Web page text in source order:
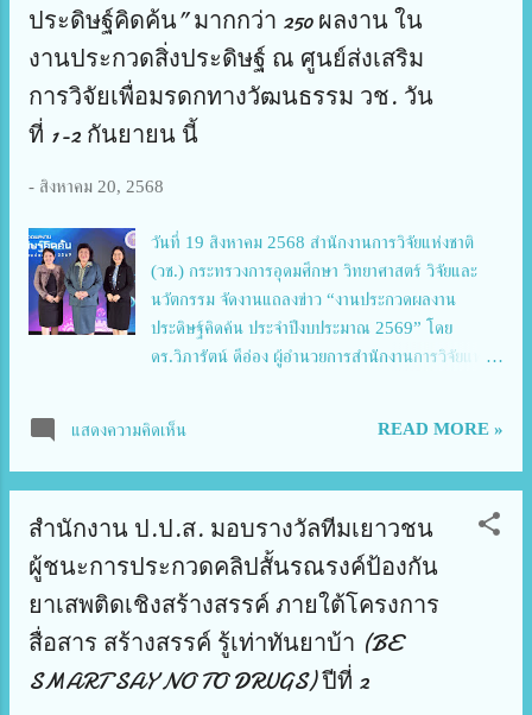
ย่านมิตรทาวน์ ฮอลล์ กรุงเทพฯ นายวรพจน์ ประสานพา
นิช ผู้ช่วยผู้อำนวยการ สำนักงานส่งเสริมวิสหากิจขนาด
กลางและขนาดย่อม (สสว) เปิดเผยว่า การจัดงาน
DSME Conference Thailand 2025 มีเป้าหมายเพื่อ
เปิดโอกาสให้ผู้ประกอบการ SME ได้ปรับตัวและเติบโต
รวดเร็วในยุคเทคโนโลยี ทั้งยังเป็นเวทีสำคัญในการเผย
ซึ่งเป็นเครื่องมือสำคัญในการเชื่อมโยงผู้ประกอบการเข้า
สู่ระบบสนับสนุนจากภาครัฐแบบครบวงจร โดยการเสริม
ศักยภาพผ่...
ประดิษฐ์คิดค้น” มากกว่า 250 ผลงาน ใน
งานประกวดสิ่งประดิษฐ์ ณ ศูนย์ส่งเสริม
การวิจัยเพื่อมรดกทางวัฒนธรรม วช. วัน
ที่ 1-2 กันยายน นี้
- สิงหาคม 20, 2568
วันที่ 19 สิงหาคม 2568 สำนักงานการวิจัยแห่งชาติ
(วช.) กระทรวงการอุดมศึกษา วิทยาศาสตร์ วิจัยและ
นวัตกรรม จัดงานแถลงข่าว “งานประกวดผลงาน
ประดิษฐ์คิดค้น ประจำปีงบประมาณ 2569” โดย
ดร.วิภารัตน์ ดีอ่อง ผู้อำนวยการสำนักงานการวิจัยแห่ง
สารสนเทศกลางด้านวิทยาศาสตร์ วิจัยและนวัตกรรม
ของประเทศ วช. ดร.วิภารัตน์ ดีอ่อง ผู้อำนวยการ
ข่าวการจัด “งานประกวดผลงานประดิษฐ์คิดค้น” ประจำ
ปีงบประมาณ 2569 ซึ่งจะมีขึ้นระหว่างวันที่ 1 – 2
วัฒนธรรม อาคาร วช. 8 โดยมีวัตถุประสงค์เพื่อเป็นเวที
ให้นักประดิษฐ์ได้แสดงศักยภาพด้านการประดิษฐ์คิดค้น
นำเสนอสิ่งประดิษฐ์และนวัตกรรมพร้อมใช้ และความ
แสดงความคิดเห็น READ MORE »
สำนักงาน ป.ป.ส. มอบรางวัลทีมเยาวชน
ผู้ชนะการประกวดคลิปสั้นรณรงค์ป้องกัน
ยาเสพติดเชิงสร้างสรรค์ ภายใต้โครงการ
สื่อสาร สร้างสรรค์ รู้เท่าทันยาบ้า (BE
SMART SAY NO TO DRUGS) ปีที่ 2